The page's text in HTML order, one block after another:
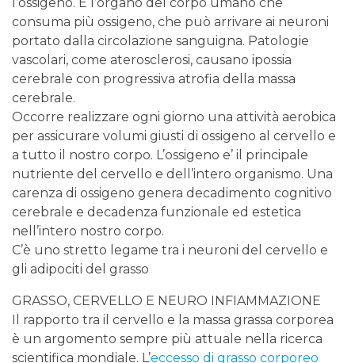
consuma più ossigeno, che può arrivare ai neuroni
portato dalla circolazione sanguigna. Patologie
vascolari, come aterosclerosi, causano ipossia
cerebrale con progressiva atrofia della massa
cerebrale.
Occorre realizzare ogni giorno una attività aerobica
per assicurare volumi giusti di ossigeno al cervello e
a tutto il nostro corpo. L’ossigeno e’ il principale
nutriente del cervello e dell’intero organismo. Una
carenza di ossigeno genera decadimento cognitivo
cerebrale e decadenza funzionale ed estetica
nell’intero nostro corpo.
C’è uno stretto legame tra i neuroni del cervello e
gli adipociti del grasso
GRASSO, CERVELLO E NEURO INFIAMMAZIONE
Il rapporto tra il cervello e la massa grassa corporea
è un argomento sempre più attuale nella ricerca
scientifica mondiale. L’eccesso di grasso corporeo